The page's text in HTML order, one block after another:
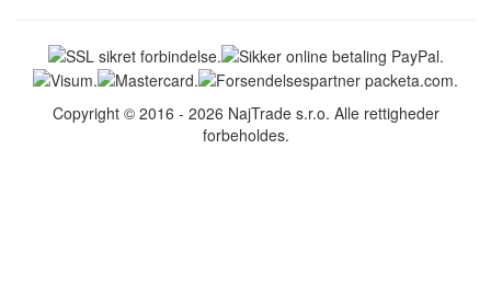
Copyright © 2016 - 2026 NajTrade s.r.o. Alle rettigheder
forbeholdes.